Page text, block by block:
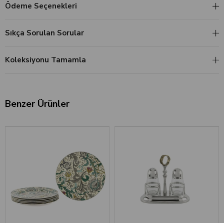
Ödeme Seçenekleri
Sıkça Sorulan Sorular
Koleksiyonu Tamamla
Benzer Ürünler